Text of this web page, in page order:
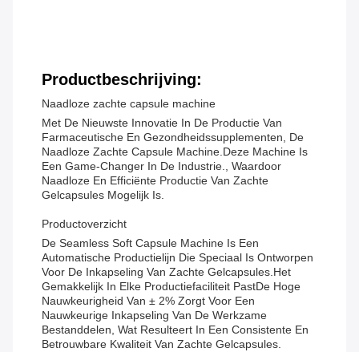
Productbeschrijving:
Naadloze zachte capsule machine
Met De Nieuwste Innovatie In De Productie Van
Farmaceutische En Gezondheidssupplementen, De
Naadloze Zachte Capsule Machine.Deze Machine Is
Een Game-Changer In De Industrie., Waardoor
Naadloze En Efficiënte Productie Van Zachte
Gelcapsules Mogelijk Is.
Productoverzicht
De Seamless Soft Capsule Machine Is Een
Automatische Productielijn Die Speciaal Is Ontworpen
Voor De Inkapseling Van Zachte Gelcapsules.het
Gemakkelijk In Elke Productiefaciliteit PastDe Hoge
Nauwkeurigheid Van ± 2% Zorgt Voor Een
Nauwkeurige Inkapseling Van De Werkzame
Bestanddelen, Wat Resulteert In Een Consistente En
Betrouwbare Kwaliteit Van Zachte Gelcapsules.